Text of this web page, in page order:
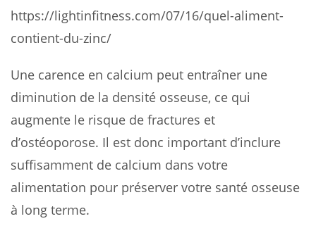
https://lightinfitness.com/07/16/quel-aliment-
contient-du-zinc/
Une carence en calcium peut entraîner une
diminution de la densité osseuse, ce qui
augmente le risque de fractures et
d’ostéoporose. Il est donc important d’inclure
suffisamment de calcium dans votre
alimentation pour préserver votre santé osseuse
à long terme.